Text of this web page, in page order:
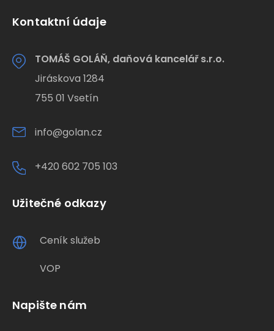
Kontaktní údaje
TOMÁŠ GOLÁŇ, daňová kancelář s.r.o.
Jiráskova 1284
755 01 Vsetín
info@golan.cz
+420 602 705 103
Užitečné odkazy
Ceník služeb
VOP
Napište nám